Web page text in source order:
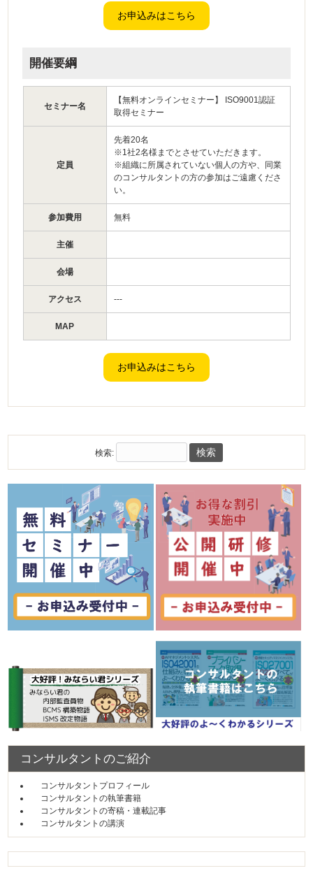
開催要綱
セミナー名
【無料オンラインセミナー】 ISO9001認証
取得セミナー
定員
先着20名
※1社2名様までとさせていただきます。
※組織に所属されていない個人の方や、同業
のコンサルタントの方の参加はご遠慮くださ
い。
参加費用 無料
主催
会場
アクセス ---
MAP
検索:
コンサルタントのご紹介
コンサルタントプロフィール
コンサルタントの執筆書籍
コンサルタントの寄稿・連載記事
コンサルタントの講演